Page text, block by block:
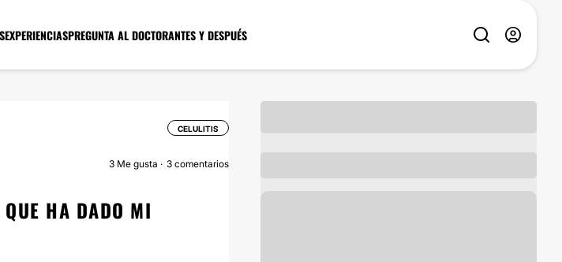
EXPERIENCIASPREGUNTA AL DOCTORANTES Y DESPUÉS
CELULITIS
3 Me gusta 3 comentarios
HA DADO MI